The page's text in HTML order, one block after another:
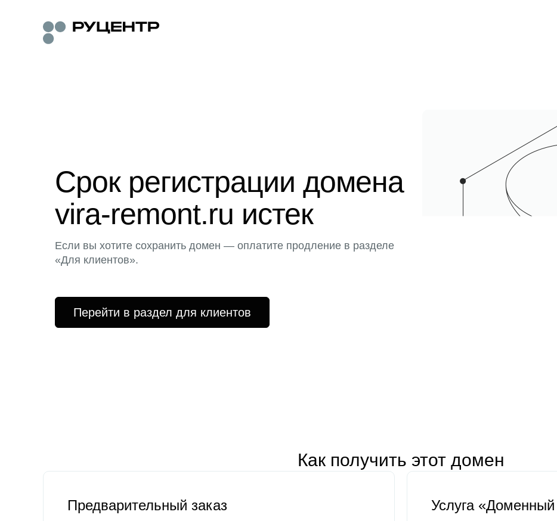
Срок регистрации домена
vira-remont.ru истек
Если вы хотите сохранить домен — оплатите продление в разделе
«Для клиентов».
Перейти в раздел для клиентов
Как получить этот домен
Предварительный заказ Услуга